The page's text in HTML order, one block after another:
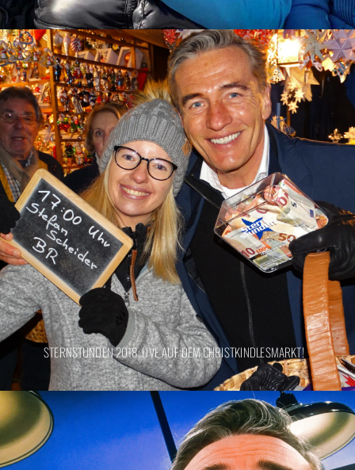
STERNSTUNDEN 2018: LIVE AUF DEM CHRISTKINDLESMARKT!